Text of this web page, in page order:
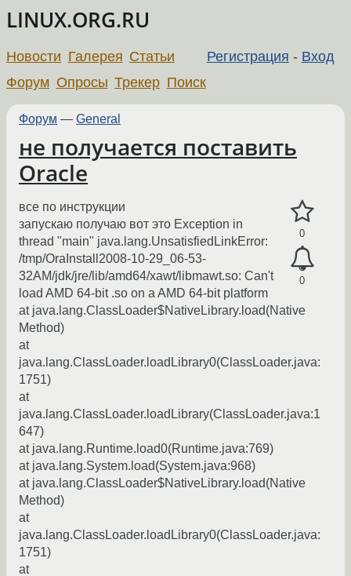
LINUX.ORG.RU
Регистрация - Вход
Новости Галерея Статьи
Форум Опросы Трекер Поиск
Форум — General
не получается поставить
Oracle
0
0
все по инструкции
запускаю получаю вот это Exception in
thread "main" java.lang.UnsatisfiedLinkError:
/tmp/OraInstall2008-10-29_06-53-
32AM/jdk/jre/lib/amd64/xawt/libmawt.so: Can't
load AMD 64-bit .so on a AMD 64-bit platform
at java.lang.ClassLoader$NativeLibrary.load(Native
Method)
at
java.lang.ClassLoader.loadLibrary0(ClassLoader.java:
1751)
at
java.lang.ClassLoader.loadLibrary(ClassLoader.java:1
647)
at java.lang.Runtime.load0(Runtime.java:769)
at java.lang.System.load(System.java:968)
at java.lang.ClassLoader$NativeLibrary.load(Native
Method)
at
java.lang.ClassLoader.loadLibrary0(ClassLoader.java:
1751)
at